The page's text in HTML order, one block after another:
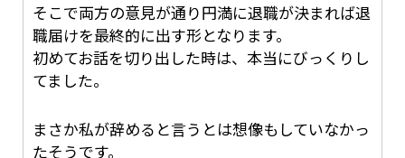
ず、秋口に営業所のリーダーに退職届けを出し、
年内で退職と一度決まりました。
年末に近づくにつれ人手不足・人材育成が追いつ
いてないとの理由で一ヶ月、また一ヶ月とどんど
そこで両方の意見が通り円満に退職が決まれば退
職届けを最終的に出す形となります。
初めてお話を切り出した時は、本当にびっくりし
てました。
まさか私が辞めると言うとは想像もしていなかっ
たそうです。